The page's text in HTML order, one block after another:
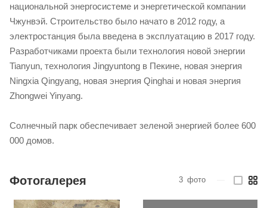
национальной энергосистеме и энергетической компании
Чжунвэй. Строительство было начато в 2012 году, а
электростанция была введена в эксплуатацию в 2017 году.
Разработчиками проекта были технология новой энергии
Tianyun, технология Jingyuntong в Пекине, новая энергия
Ningxia Qingyang, новая энергия Qinghai и новая энергия
Zhongwei Yinyang.
Солнечный парк обеспечивает зеленой энергией более 600
000 домов.
Фотогалерея 3 фото